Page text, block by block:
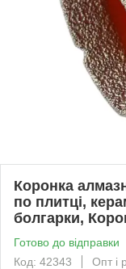
Коронка
по плитці,
болгарки,
Готово до відправки
Код: 42343
Опт і